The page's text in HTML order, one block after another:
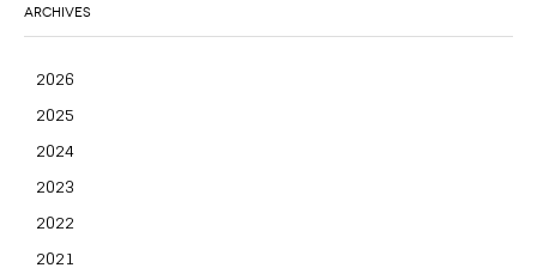
ARCHIVES
2026
2025
2024
2023
2022
2021